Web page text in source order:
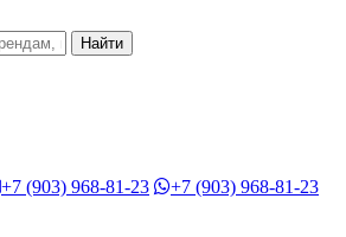
+7 (903) 968-81-23 +7 (903) 968-81-23